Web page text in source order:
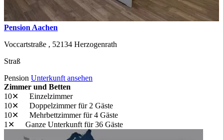
Pension Aachen
Voccartstraße , 52134 Herzogenrath
Straß
Pension Unterkunft ansehen
Zimmer und Betten
10✕
Einzelzimmer
10✕
Doppelzimmerfür 2 Gäste
10✕
Mehrbettzimmerfür 4 Gäste
1✕
Ganze Unterkunftfür 36 Gäste